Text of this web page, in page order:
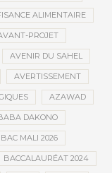
ALIMENTAIRE
PROJET
AVENIR DU SAHEL
AVERTISSEMENT
AZAWAD
DAKONO
BAC MALI 2026
BACCALAURÉAT 2024